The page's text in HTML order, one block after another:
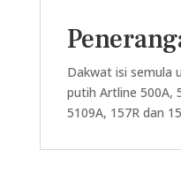
Dakwat isi semula
putih Artline 500A,
5109A, 157R dan